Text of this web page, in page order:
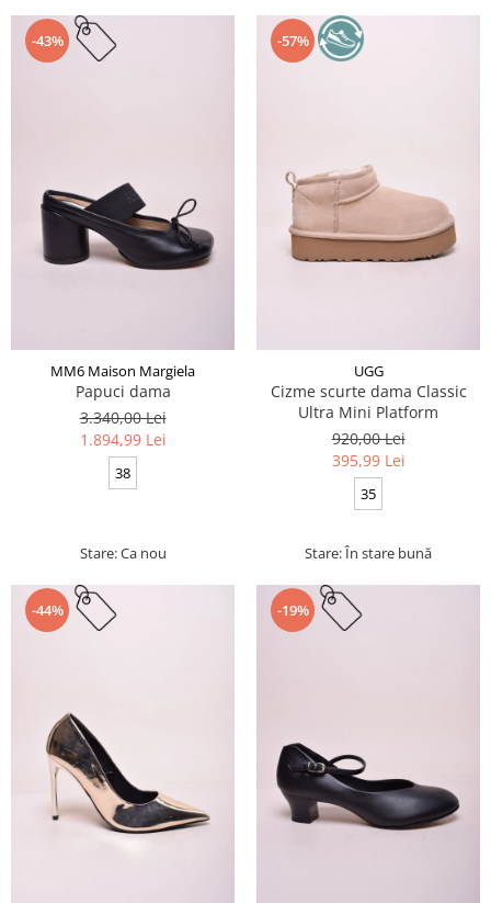
-43%
MM6 Maison Margiela
Papuci dama
3.340,00 Lei
1.894,99 Lei
38
Stare: Ca nou
-57%
UGG
Cizme scurte dama Classic
Ultra Mini Platform
920,00 Lei
395,99 Lei
35
Stare: În stare bună
-44% -19%